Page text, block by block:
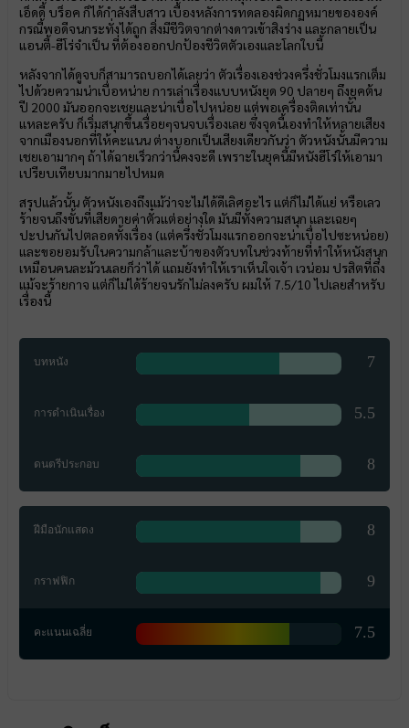
เอ็ดดี้ บร็อค ก็ได้กำลังสืบสาว เบื้องหลังการทดลองผิดกฏหมายขององค์
กรณี้พอดีจนกระทั่งได้ถูก สิ่งมีชีวิตจากต่างดาวเข้าสิงร่าง และกลายเป็น
แอนตี้-ฮีโร่จำเป็น ที่ต้องออกปกป้องชีวิตตัวเองและโลกใบนี้
หลังจากได้ดูจบก็สามารถบอกได้เลยว่า ตัวเรื่องเองช่วงครึ่งชั่วโมงแรกเต็ม
ไปด้วยความน่าเบื่อหน่าย การเล่าเรื่องแบบหนังยุด 90 ปลายๆ ถึงยุคต้น
ปี 2000 มันออกจะเชยและน่าเบื่อไปหน่อย แต่พอเครื่องติดเท่านั้น
แหละครับ ก็เริ่มสนุกขึ้นเรื่อยๆจนจบเรื่องเลย ซึ่งจุดนี้เองทำให้หลายเสียง
จากเมืองนอกที่ให้คะแนน ต่างบอกเป็นเสียงเดียวกันว่า ตัวหนังนั้นมีความ
เชยเอามากๆ ถ้าได้ฉายเร็วกว่านี้คงจะดี เพราะในยุคนี้มีหนังฮีโร่ให้เอามา
เปรียบเทียบมากมายไปหมด
สรุปแล้วนั้น ตัวหนังเองถึงแม้ว่าจะไม่ได้ดีเลิศอะไร แต่ก็ไม่ได้แย่ หรือเลว
ร้ายจนถึงขั้นที่เสียดายค่าตั๋วแต่อย่างใด มันมีทั้งความสนุก และเฉยๆ
ปะปนกันไปตลอดทั้งเรื่อง (แต่ครึ่งชั่วโมงแรกออกจะน่าเบื่อไปซะหน่อย)
และขอยอมรับในความกล้าและบ้าของตัวบทในช่วงท้ายที่ทำให้หนังสนุก
เหมือนคนละม้วนเลยก็ว่าได้ แถมยังทำให้เราเห็นใจเจ้า เวน่อม ปรสิตที่ถึง
แม้จะร้ายกาจ แต่ก็ไม่ได้ร้ายจนรักไม่ลงครับ ผมให้ 7.5/10 ไปเลยสำหรับ
เรื่องนี้
บทหนัง 7
การดำเนินเรื่อง 5.5
ดนตรีประกอบ 8
ฝีมือนักแสดง 8
กราฟฟิก 9
คะแนนเฉลี่ย 7.5